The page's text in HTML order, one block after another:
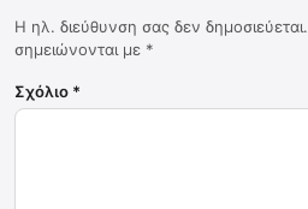
Η ηλ. διεύθυνση σας δεν δημοσιεύεται.
σημειώνονται με *
Σχόλιο *